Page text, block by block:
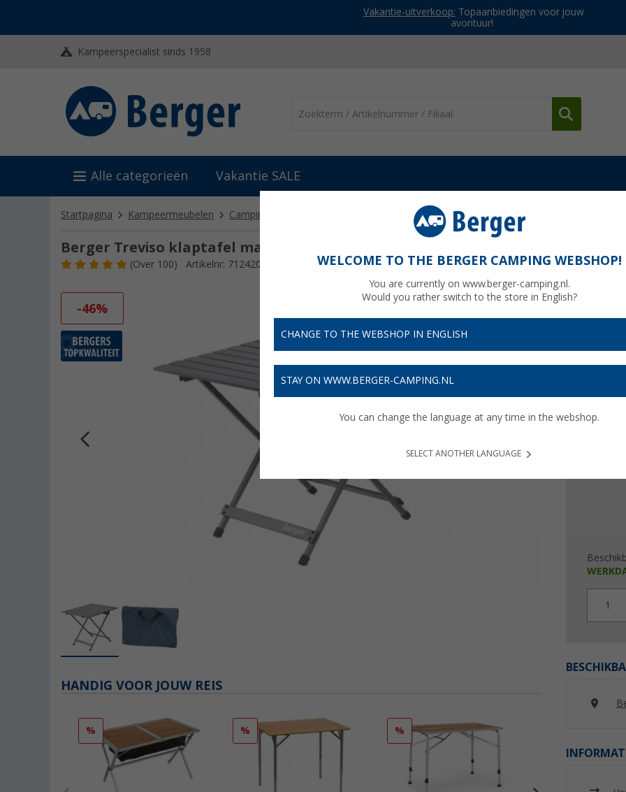
Vakantie-uitverkoop: Topaanbiedingen voor jouw
avontuur!
Kampeerspecialist sinds 1958
Alle categorieën Vakantie SALE
Startpagina Kampeermeubelen Campingtafel Berger Treviso klaptafel
Berger Treviso klaptafel maat 1 50 x 50 cm
(Over100) Artikelnr: 712420
-46%
1
HANDIG VOOR JOUW REIS
% % %
WELCOME TO THE BERGER CAMPING WEBSHOP!
You are currently on www.berger-camping.nl.
Would you rather switch to the store in English?
CHANGE TO THE WEBSHOP IN ENGLISH
STAY ON WWW.BERGER-CAMPING.NL
You can change the language at any time in the webshop.
SELECT ANOTHER LANGUAGE